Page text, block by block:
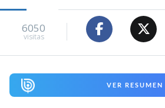
6050
visitas
VER RESUMEN